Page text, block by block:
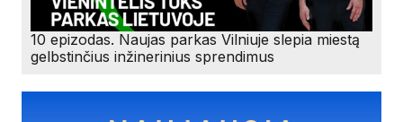
10 epizodas. Naujas parkas Vilniuje slepia miestą
gelbstinčius inžinerinius sprendimus